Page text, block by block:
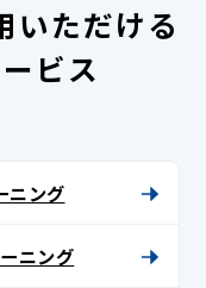
いただける
ビス
ニング
ニング